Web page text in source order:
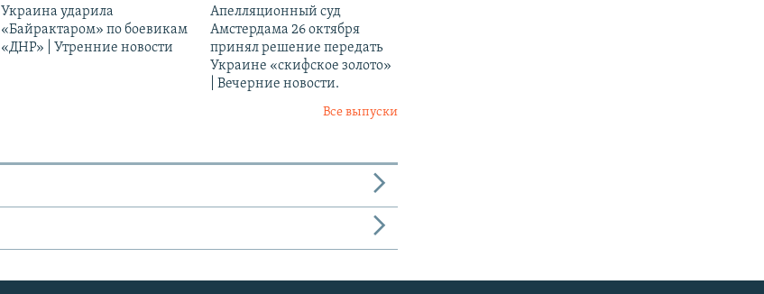
Украина ударила
«Байрактаром» по боевикам
«ДНР» | Утренние новости
Апелляционный суд
Амстердама 26 октября
принял решение передать
Украине «скифское золото»
| Вечерние новости.
Все выпуски